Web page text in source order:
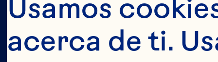
Usamos
acerca de ti.